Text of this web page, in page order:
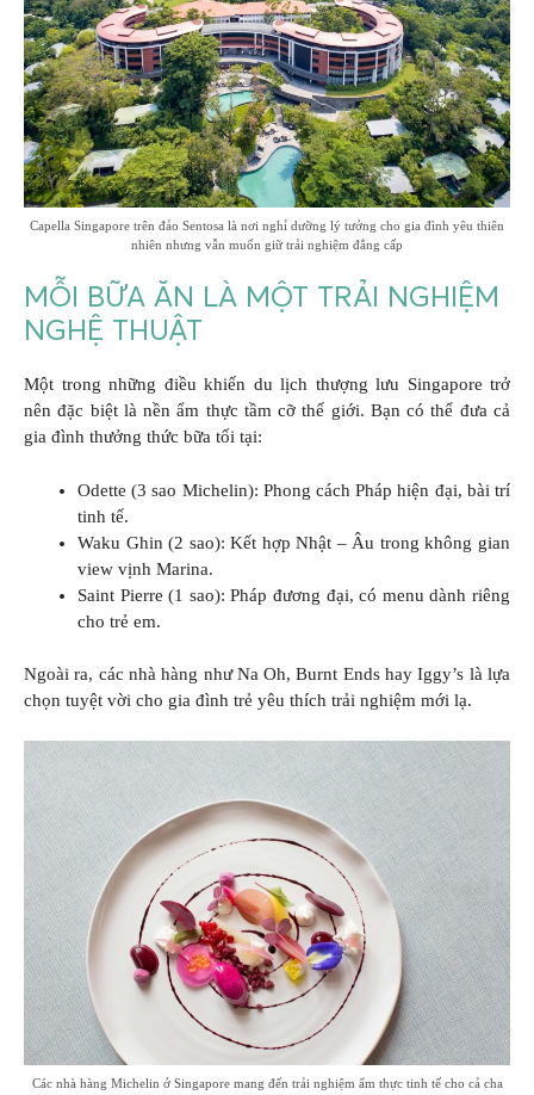
Capella Singapore trên đảo Sentosa là nơi nghỉ dưỡng lý tưởng cho gia đình yêu thiên
nhiên nhưng vẫn muốn giữ trải nghiệm đẳng cấp
MỖI BỮA ĂN LÀ MỘT TRẢI NGHIỆM
NGHỆ THUẬT
Một trong những điều khiến du lịch thượng lưu Singapore trở
nên đặc biệt là nền ẩm thực tầm cỡ thế giới. Bạn có thể đưa cả
gia đình thưởng thức bữa tối tại:
Odette (3 sao Michelin): Phong cách Pháp hiện đại, bài trí
tinh tế.
Waku Ghin (2 sao): Kết hợp Nhật – Âu trong không gian
view vịnh Marina.
Saint Pierre (1 sao): Pháp đương đại, có menu dành riêng
cho trẻ em.
Ngoài ra, các nhà hàng như Na Oh, Burnt Ends hay Iggy’s là lựa
chọn tuyệt vời cho gia đình trẻ yêu thích trải nghiệm mới lạ.
Các nhà hàng Michelin ở Singapore mang đến trải nghiệm ẩm thực tinh tế cho cả cha